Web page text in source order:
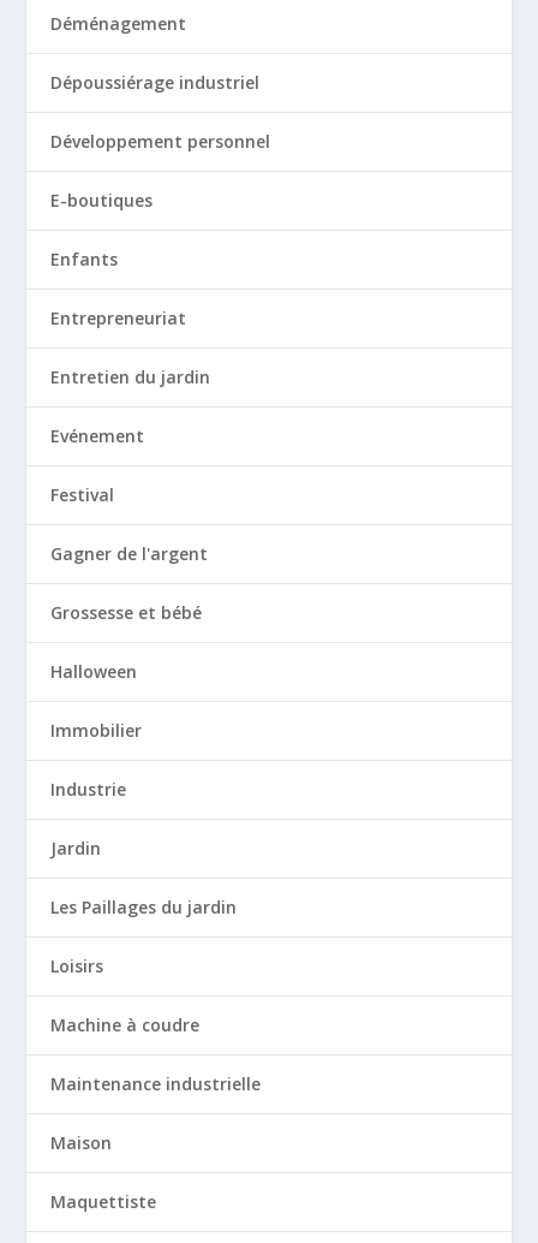
Déménagement
Dépoussiérage industriel
Développement personnel
E-boutiques
Enfants
Entrepreneuriat
Entretien du jardin
Evénement
Festival
Gagner de l'argent
Grossesse et bébé
Halloween
Immobilier
Industrie
Jardin
Les Paillages du jardin
Loisirs
Machine à coudre
Maintenance industrielle
Maison
Maquettiste